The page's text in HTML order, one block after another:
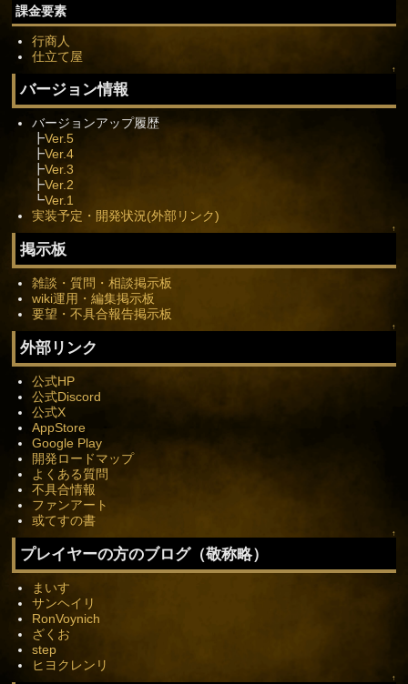
課金要素
行商人
仕立て屋
↑
バージョン情報
バージョンアップ履歴
┣Ver.5
┣Ver.4
┣Ver.3
┣Ver.2
┗Ver.1
実装予定・開発状況(外部リンク)
↑
掲示板
雑談・質問・相談掲示板
wiki運用・編集掲示板
要望・不具合報告掲示板
↑
外部リンク
公式HP
公式Discord
公式X
AppStore
Google Play
開発ロードマップ
よくある質問
不具合情報
ファンアート
或てすの書
↑
プレイヤーの方のブログ（敬称略）
まいす
サンヘイリ
RonVoynich
ざくお
step
ヒヨクレンリ
↑